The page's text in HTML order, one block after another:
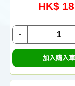
HK$
-
加入購入車